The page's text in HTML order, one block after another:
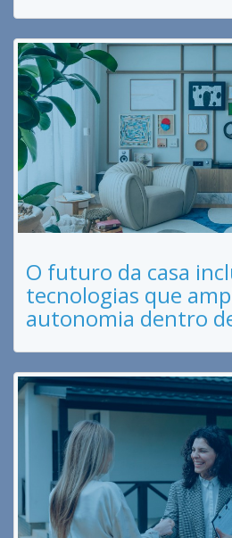
O futuro da casa
tecnologias que
autonomia dentro